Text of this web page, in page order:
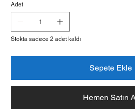
Adet
Stokta sadece 2 adet kaldı
Sepete Ekle
Hemen Satın